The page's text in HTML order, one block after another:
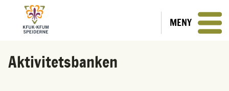
MENY
Aktivitetsbanken